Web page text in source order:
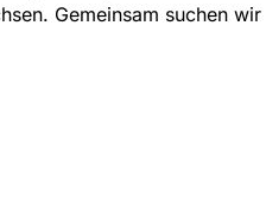
Gemeinsam suchen wir